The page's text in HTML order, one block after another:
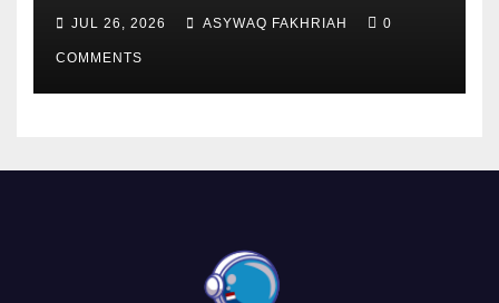
JUL 26, 2026 ASYWAQ FAKHRIAH 0
COMMENTS